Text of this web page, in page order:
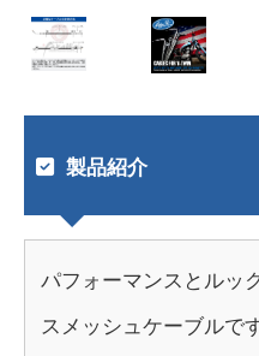
製品紹介
パフォーマンスとルッ
スメッシュケーブルです